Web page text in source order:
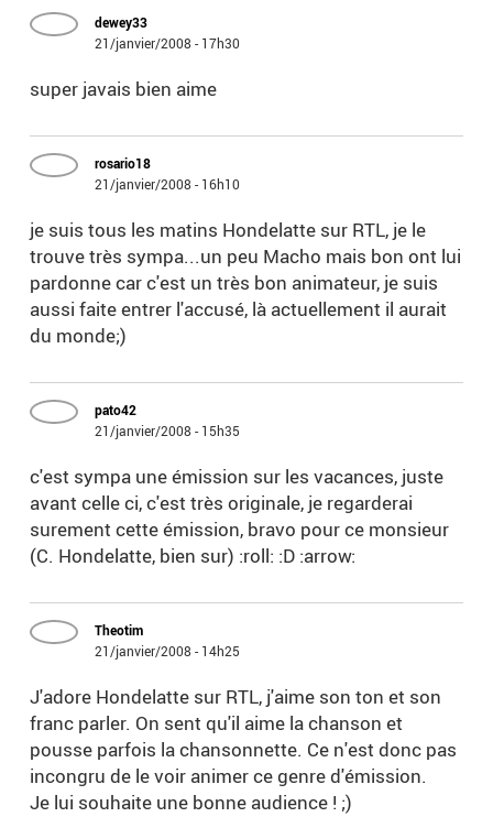
dewey33
21/janvier/2008 - 17h30
super javais bien aime
rosario18
21/janvier/2008 - 16h10
je suis tous les matins Hondelatte sur RTL, je le
trouve très sympa...un peu Macho mais bon ont lui
pardonne car c'est un très bon animateur, je suis
aussi faite entrer l'accusé, là actuellement il aurait
du monde;)
pato42
21/janvier/2008 - 15h35
c'est sympa une émission sur les vacances, juste
avant celle ci, c'est très originale, je regarderai
surement cette émission, bravo pour ce monsieur
(C. Hondelatte, bien sur) :roll: :D :arrow:
Theotim
21/janvier/2008 - 14h25
J'adore Hondelatte sur RTL, j'aime son ton et son
franc parler. On sent qu'il aime la chanson et
pousse parfois la chansonnette. Ce n'est donc pas
incongru de le voir animer ce genre d'émission.
Je lui souhaite une bonne audience ! ;)